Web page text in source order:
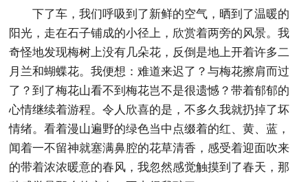
下了车，我们呼吸到了新鲜的空气，晒到了温暖的
阳光，走在石子铺成的小径上，欣赏着两旁的风景。我
奇怪地发现梅树上没有几朵花，反倒是地上开着许多二
月兰和蝴蝶花。我便想：难道来迟了？与梅花擦肩而过
了？到了梅花山看不到梅花岂不是很遗憾？带着郁郁的
心情继续着游程。令人欣喜的是，不多久我就扔掉了坏
情绪。看着漫山遍野的绿色当中点缀着的红、黄、蓝，
闻着一不留神就塞满鼻腔的花草清香，感受着迎面吹来
的带着浓浓暖意的春风，我忽然感觉触摸到了春天，那